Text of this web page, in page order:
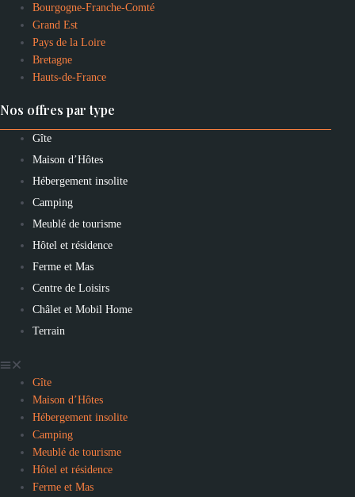
Bourgogne-Franche-Comté
Grand Est
Pays de la Loire
Bretagne
Hauts-de-France
Nos offres par type
Gîte
Maison d’Hôtes
Hébergement insolite
Camping
Meublé de tourisme
Hôtel et résidence
Ferme et Mas
Centre de Loisirs
Châlet et Mobil Home
Terrain
Gîte
Maison d’Hôtes
Hébergement insolite
Camping
Meublé de tourisme
Hôtel et résidence
Ferme et Mas